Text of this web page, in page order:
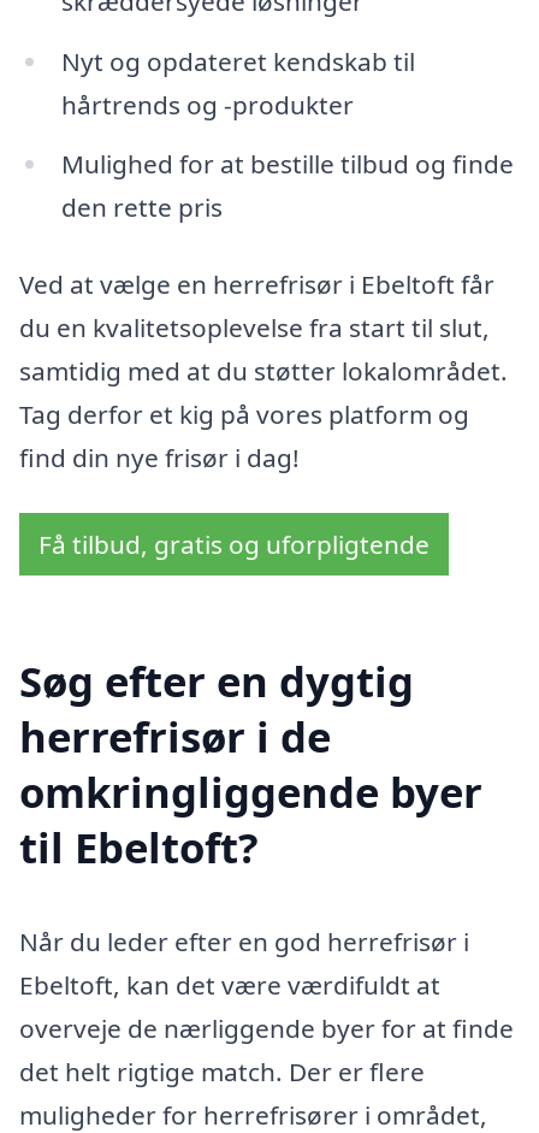
Nyt og opdateret kendskab til
hårtrends og -produkter
Mulighed for at bestille tilbud og finde
den rette pris
Ved at vælge en herrefrisør i Ebeltoft får
du en kvalitetsoplevelse fra start til slut,
samtidig med at du støtter lokalområdet.
Tag derfor et kig på vores platform og
find din nye frisør i dag!
Få tilbud, gratis og uforpligtende
Søg efter en dygtig
herrefrisør i de
omkringliggende byer
til Ebeltoft?
Når du leder efter en god herrefrisør i
Ebeltoft, kan det være værdifuldt at
overveje de nærliggende byer for at finde
det helt rigtige match. Der er flere
muligheder for herrefrisører i området,